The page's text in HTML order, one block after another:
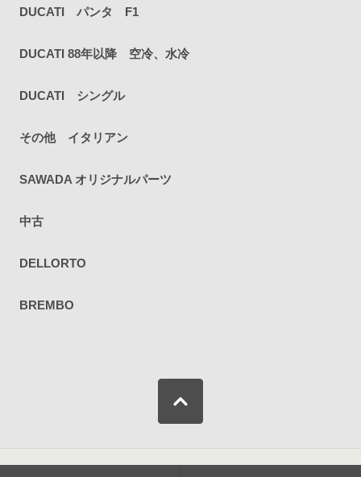
DUCATI パンタ F1
DUCATI 88年以降 空冷、水冷
DUCATI シングル
その他 イタリアン
SAWADA オリジナルパーツ
中古
DELLORTO
BREMBO